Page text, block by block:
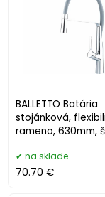
BALLETTO Batária
stojánková,
rameno, 630mm,
na sklade
70.70 €